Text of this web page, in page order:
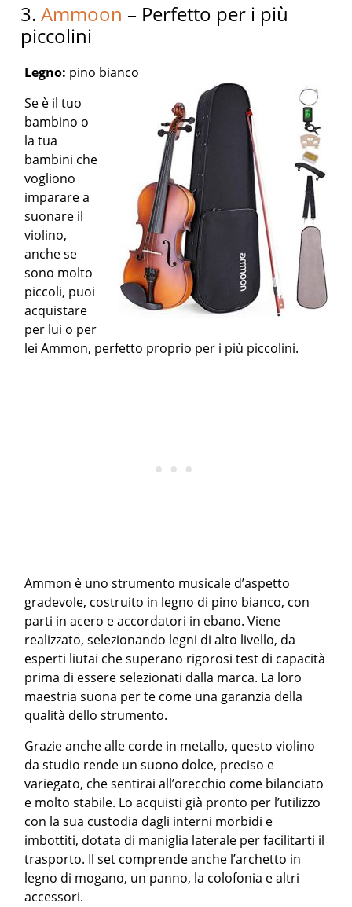
3.Ammoon – Perfetto per i più
piccolini
Legno: pino bianco
Se è il tuo
bambino o
la tua
bambini che
vogliono
imparare a
suonare il
violino,
anche se
sono molto
piccoli, puoi
acquistare
per lui o per
lei Ammon, perfetto proprio per i più piccolini.
Ammon è uno strumento musicale d’aspetto
gradevole, costruito in legno di pino bianco, con
parti in acero e accordatori in ebano. Viene
realizzato, selezionando legni di alto livello, da
esperti liutai che superano rigorosi test di capacità
prima di essere selezionati dalla marca. La loro
maestria suona per te come una garanzia della
qualità dello strumento.
Grazie anche alle corde in metallo, questo violino
da studio rende un suono dolce, preciso e
variegato, che sentirai all’orecchio come bilanciato
e molto stabile. Lo acquisti già pronto per l’utilizzo
con la sua custodia dagli interni morbidi e
imbottiti, dotata di maniglia laterale per facilitarti il
trasporto. Il set comprende anche l’archetto in
legno di mogano, un panno, la colofonia e altri
accessori.